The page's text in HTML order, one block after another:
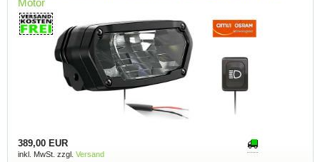
389,00 EUR
inkl. MwSt. zzgl. Versand